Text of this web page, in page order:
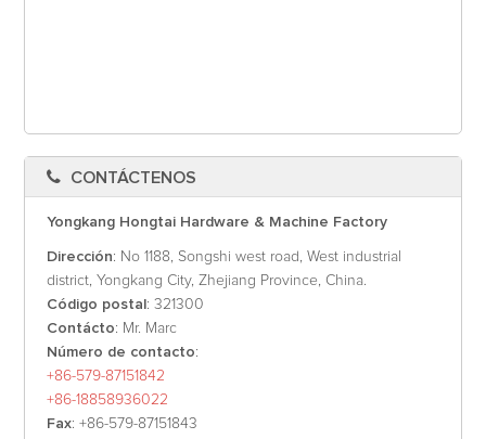
CONTÁCTENOS
Yongkang Hongtai Hardware & Machine Factory
Dirección: No 1188, Songshi west road, West industrial
district, Yongkang City, Zhejiang Province, China.
Código postal : 321300
Contácto: Mr. Marc
Número de contacto:
+86-579-87151842
+86-18858936022
Fax: +86-579-87151843